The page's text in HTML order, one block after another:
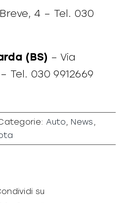
4 – Tel. 030
(BS) – Via
Tel. 030 9912669
Auto, News ,
su